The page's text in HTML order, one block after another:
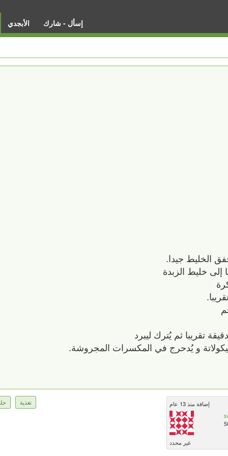
الأبجدي إسأل - شارك
الخليط جيدا.
إلى خليط الزبدة
و يُدحرج في المكسرات المجروشة.
تغذية
إضافة منذ 13 عام
غير محدد